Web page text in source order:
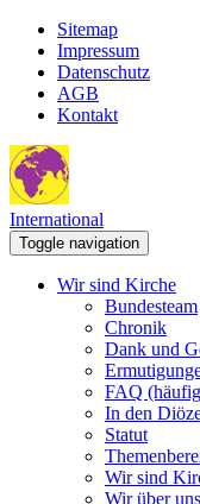
Sitemap
Impressum
Datenschutz
AGB
Kontakt
International
Toggle navigation
Wir sind Kirche
Bundesteam
Chronik
Dank und
FAQ
In den
Statut
Wir sind
Wir über uns